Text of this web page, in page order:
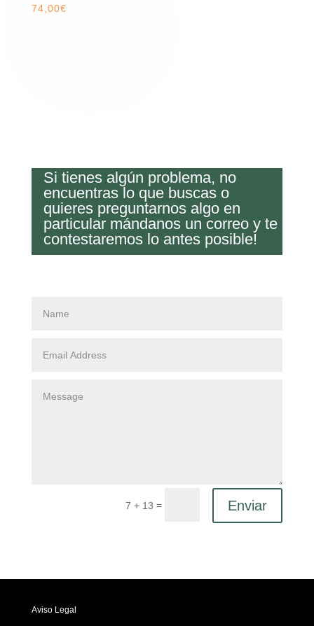
74,00€
Si tienes algún problema, no
encuentras lo que buscas o
quieres preguntarnos algo en
particular mándanos un correo y te
contestaremos lo antes posible!
7 + 13 = Enviar
Aviso Legal